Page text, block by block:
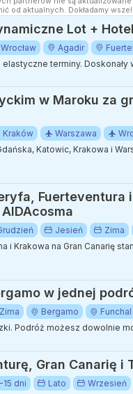
od aktualnych. Dokładamy
Lot +
Wrocław Agadir
terminy.
w Maroku za
Kraków Warszawa
Katowic, Krakowa i
Fuerteventura
Jesień Zima
i Krakowa na Gran Canarię
w jednej
Zima Bergamo Funchal
Podróż możesz dowolnie
Gran Canarię i
15 dni Lato Wrzesień